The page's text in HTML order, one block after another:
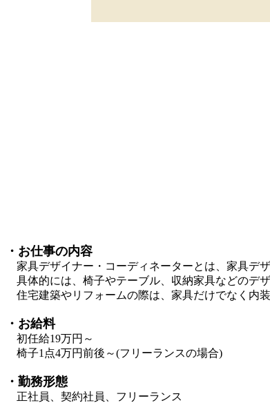
・お仕事の内容
家具デザイナー・コーディネーターとは、家具デ
具体的には、椅子やテーブル、収納家具などのデ
住宅建築やリフォームの際は、家具だけでなく内装
・お給料
初任給19万円～
椅子1点4万円前後～(フリーランスの場合)
・勤務形態
正社員、契約社員、フリーランス